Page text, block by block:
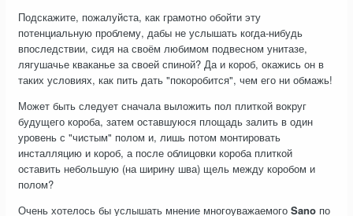
Подскажите, пожалуйста, как грамотно обойти эту
потенциальную проблему, дабы не услышать когда-нибудь
впоследствии, сидя на своём любимом подвесном унитазе,
лягушачье кваканье за своей спиной? Да и короб, окажись он в
таких условиях, как пить дать "покоробится", чем его ни обмажь!
Может быть следует сначала выложить пол плиткой вокруг
будущего короба, затем оставшуюся площадь залить в один
уровень с "чистым" полом и, лишь потом монтировать
инсталляцию и короб, а после облицовки короба плиткой
оставить небольшую (на ширину шва) щель между коробом и
полом?
Очень хотелось бы услышать мнение многоуважаемого Sano по